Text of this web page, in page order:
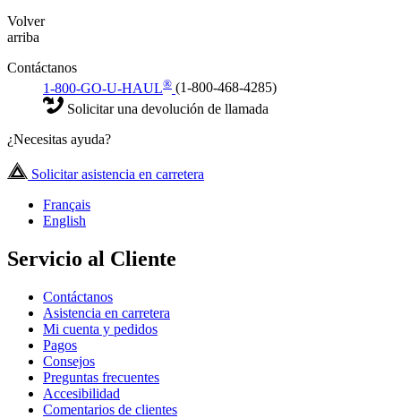
Volver
arriba
Contáctanos
1-800-GO-U-HAUL® (1-800-468-4285)
Solicitar una devolución de llamada
¿Necesitas ayuda?
Solicitar asistencia en carretera
Français
English
Servicio al Cliente
Contáctanos
Asistencia en carretera
Mi cuenta y pedidos
Pagos
Consejos
Preguntas frecuentes
Accesibilidad
Comentarios de clientes